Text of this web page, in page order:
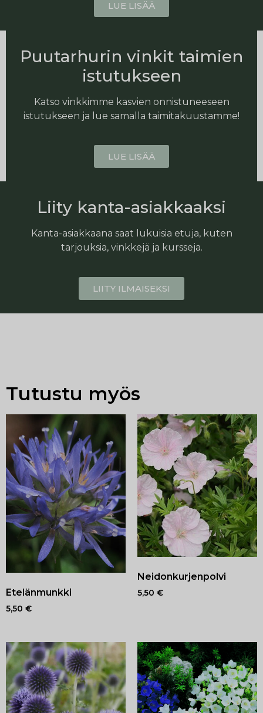
LUE LISÄÄ
Puutarhurin vinkit taimien
istutukseen
Katso vinkkimme kasvien onnistuneeseen
istutukseen ja lue samalla taimitakuustamme!
LUE LISÄÄ
Liity kanta-asiakkaaksi
Kanta-asiakkaana saat lukuisia etuja, kuten
tarjouksia, vinkkejä ja kursseja.
LIITY ILMAISEKSI
Tutustu myös
Etelänmunkki
5,50 €
Neidonkurjenpolvi
5,50 €